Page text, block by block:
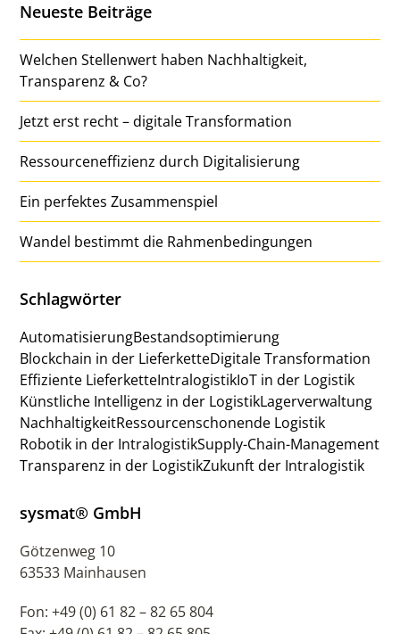
Neueste Beiträge
Welchen Stellenwert haben Nachhaltigkeit,
Transparenz & Co?
Jetzt erst recht – digitale Transformation
Ressourceneffizienz durch Digitalisierung
Ein perfektes Zusammenspiel
Wandel bestimmt die Rahmenbedingungen
Schlagwörter
AutomatisierungBestandsoptimierung
Blockchain in der LieferketteDigitale Transformation
Effiziente LieferketteIntralogistikIoT in der Logistik
Künstliche Intelligenz in der LogistikLagerverwaltung
NachhaltigkeitRessourcenschonende Logistik
Robotik in der IntralogistikSupply-Chain-Management
Transparenz in der LogistikZukunft der Intralogistik
sysmat® GmbH
Götzenweg 10
63533 Mainhausen
Fon: +49 (0) 61 82 – 82 65 804